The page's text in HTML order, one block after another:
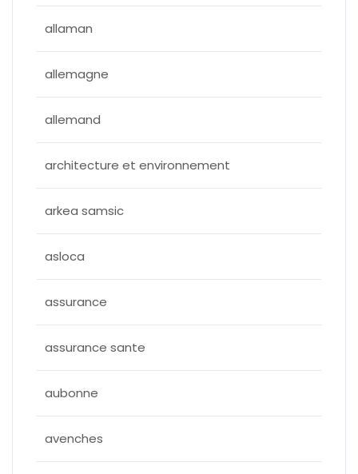
allaman
allemagne
allemand
architecture et environnement
arkea samsic
asloca
assurance
assurance sante
aubonne
avenches